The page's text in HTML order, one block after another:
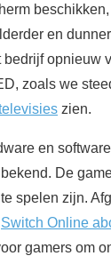
en
opnieuw
zoals we
zien.
en
De
spelen zijn.
Switch Online
gamers om